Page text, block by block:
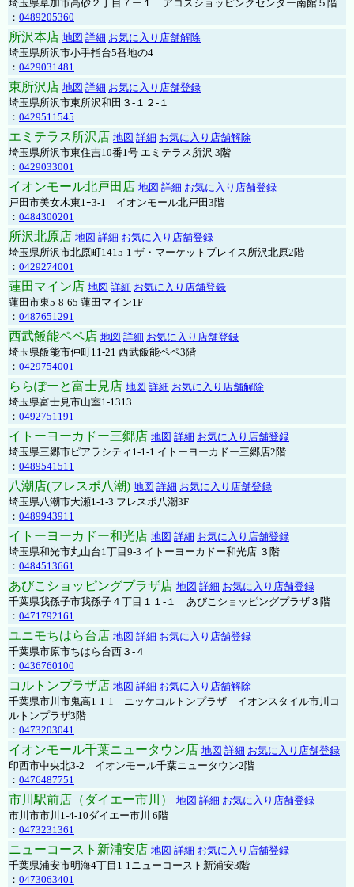
埼玉県草加市高砂２丁目７ー１ アコスショッピングセンター南館５階
： 0489205360
所沢本店 地図 詳細 お気に入り店舗解除
埼玉県所沢市小手指台5番地の4
： 0429031481
東所沢店 地図 詳細 お気に入り店舗登録
埼玉県所沢市東所沢和田３-１２-１
： 0429511545
エミテラス所沢店 地図 詳細 お気に入り店舗解除
埼玉県所沢市東住吉10番1号 エミテラス所沢 3階
： 0429033001
イオンモール北戸田店 地図 詳細 お気に入り店舗登録
戸田市美女木東1ｰ3‐1 イオンモール北戸田3階
： 0484300201
所沢北原店 地図 詳細 お気に入り店舗登録
埼玉県所沢市北原町1415-1 ザ・マーケットプレイス所沢北原2階
： 0429274001
蓮田マイン店 地図 詳細 お気に入り店舗登録
蓮田市東5-8-65 蓮田マイン1F
： 0487651291
西武飯能ペペ店 地図 詳細 お気に入り店舗登録
埼玉県飯能市仲町11-21 西武飯能ペペ3階
： 0429754001
ららぽーと富士見店 地図 詳細 お気に入り店舗解除
埼玉県富士見市山室1-1313
： 0492751191
イトーヨーカドー三郷店 地図 詳細 お気に入り店舗登録
埼玉県三郷市ピアラシティ1-1-1 イトーヨーカドー三郷店2階
： 0489541511
八潮店(フレスポ八潮) 地図 詳細 お気に入り店舗登録
埼玉県八潮市大瀬1-1-3 フレスポ八潮3F
： 0489943911
イトーヨーカドー和光店 地図 詳細 お気に入り店舗登録
埼玉県和光市丸山台1丁目9-3 イトーヨーカドー和光店 ３階
： 0484513661
あびこショッピングプラザ店 地図 詳細 お気に入り店舗登録
千葉県我孫子市我孫子４丁目１１-１ あびこショッピングプラザ３階
： 0471792161
ユニモちはら台店 地図 詳細 お気に入り店舗登録
千葉県市原市ちはら台西３-４
： 0436760100
コルトンプラザ店 地図 詳細 お気に入り店舗解除
千葉県市川市鬼高1-1-1 ニッケコルトンプラザ イオンスタイル市川コ
ルトンプラザ3階
： 0473203041
イオンモール千葉ニュータウン店 地図 詳細 お気に入り店舗登録
印西市中央北3-2 イオンモール千葉ニュータウン2階
： 0476487751
市川駅前店（ダイエー市川） 地図 詳細 お気に入り店舗登録
市川市市川1-4-10ダイエー市川 6階
： 0473231361
ニューコースト新浦安店 地図 詳細 お気に入り店舗登録
千葉県浦安市明海4丁目1-1ニューコースト新浦安3階
： 0473063401